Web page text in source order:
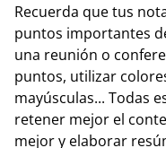
Recuerda que tus
puntos importantes
una reunión o
puntos, utilizar
mayúsculas... Todas
retener mejor el
mejor y elaborar